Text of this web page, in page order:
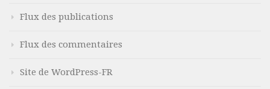
Flux des publications
Flux des commentaires
Site de WordPress-FR